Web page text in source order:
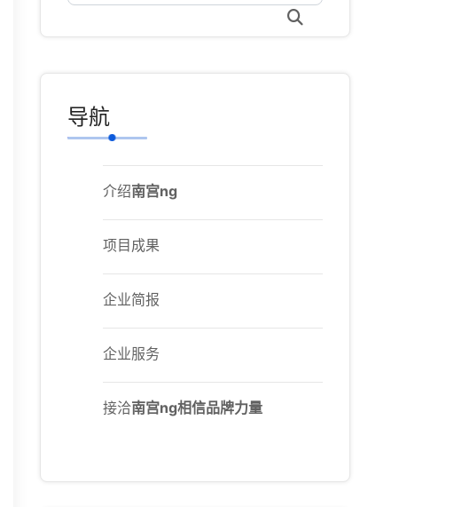
导航
介绍南宫ng
项目成果
企业简报
企业服务
接洽南宫ng相信品牌力量